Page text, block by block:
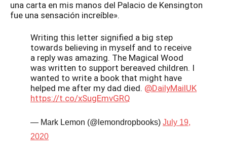
una carta en mis manos del Palacio de Kensington
fue una sensación increíble».
Writing this letter signified a big step
towards believing in myself and to receive
a reply was amazing. The Magical Wood
was written to support bereaved children. I
wanted to write a book that might have
helped me after my dad died. @DailyMailUK
https://t.co/xSugEmvGRQ
— Mark Lemon (@lemondropbooks) July 19,
2020